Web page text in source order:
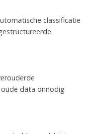
classificatie
data onnodig